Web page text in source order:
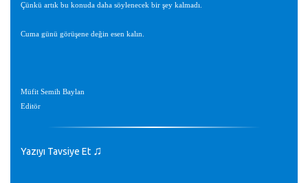
Çünkü artık bu konuda daha söylenecek bir şey kalmadı.
Cuma günü görüşene değin esen kalın.
Müfit Semih Baylan
Editör
Yazıyı Tavsiye Et ♫